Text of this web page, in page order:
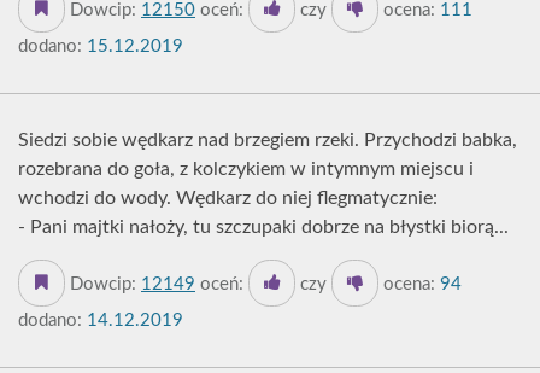
Dowcip: 12150 oceń: czy ocena: 111
dodano: 15.12.2019
Siedzi sobie wędkarz nad brzegiem rzeki. Przychodzi babka,
rozebrana do goła, z kolczykiem w intymnym miejscu i
wchodzi do wody. Wędkarz do niej flegmatycznie:
- Pani majtki nałoży, tu szczupaki dobrze na błystki biorą...
Dowcip: 12149 oceń: czy ocena: 94
dodano: 14.12.2019